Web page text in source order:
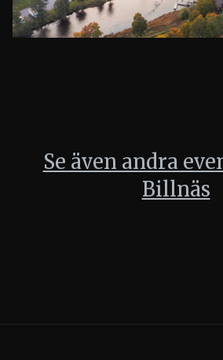
Se även andra
Billnäs